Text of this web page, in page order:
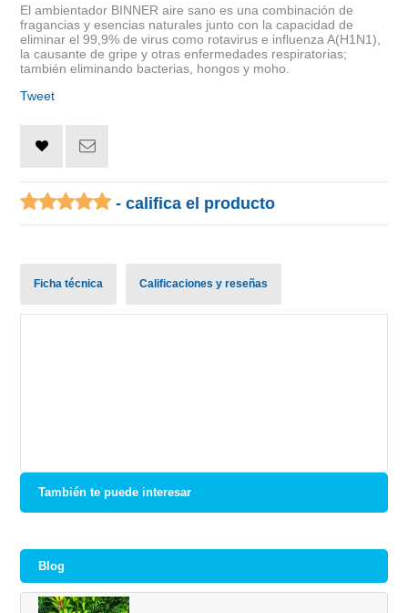
El ambientador BINNER aire sano es una combinación de
fragancias y esencias naturales junto con la capacidad de
eliminar el 99,9% de virus como rotavirus e influenza A(H1N1),
la causante de gripe y otras enfermedades respiratorias;
también eliminando bacterias, hongos y moho.
Tweet
- califica el producto
Ficha técnica Calificaciones y reseñas
También te puede interesar
Blog